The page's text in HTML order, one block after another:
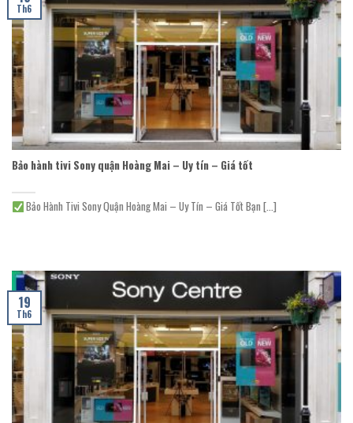
Bảo hành tivi Sony quận Hoàng Mai – Uy tín – Giá tốt
Bảo Hành Tivi Sony Quận Hoàng Mai – Uy Tín – Giá Tốt Bạn [...]
Th6
19
Th6